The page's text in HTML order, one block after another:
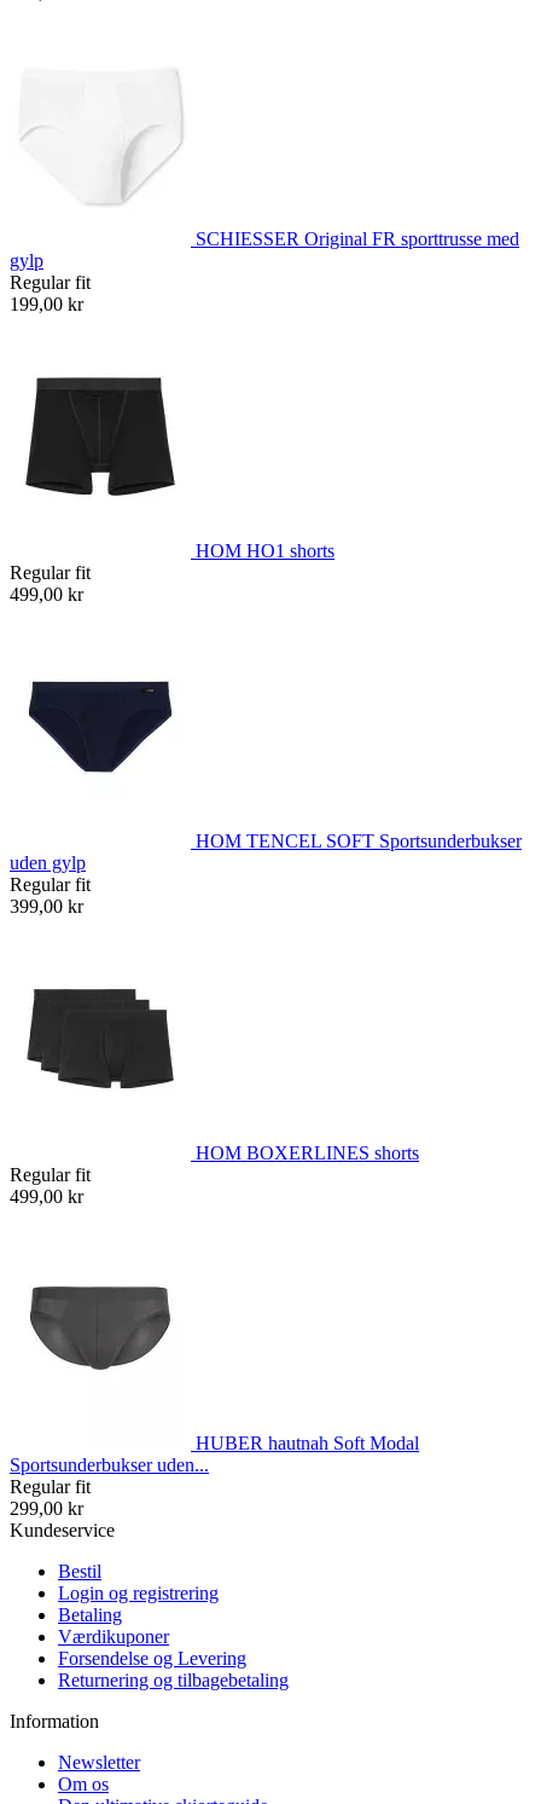
SCHIESSER Original FR sporttrusse med
gylp
Regular fit
199,00 kr
HOM HO1 shorts
Regular fit
499,00 kr
HOM TENCEL SOFT Sportsunderbukser
uden gylp
Regular fit
399,00 kr
HOM BOXERLINES shorts
Regular fit
499,00 kr
HUBER hautnah Soft Modal
Sportsunderbukser uden...
Regular fit
299,00 kr
Kundeservice
Bestil
Login og registrering
Betaling
Værdikuponer
Forsendelse og Levering
Returnering og tilbagebetaling
Information
Newsletter
Om os